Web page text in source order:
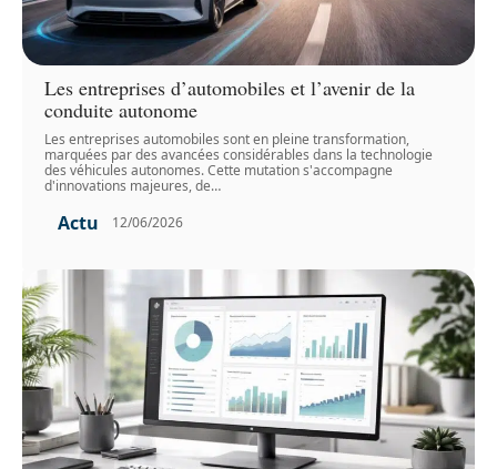
Les entreprises d’automobiles et l’avenir de la
conduite autonome
Les entreprises automobiles sont en pleine transformation,
marquées par des avancées considérables dans la technologie
des véhicules autonomes. Cette mutation s'accompagne
d'innovations majeures, de…
Actu 12/06/2026